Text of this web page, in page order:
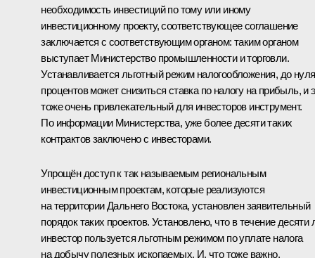
необходимость инвестиций по тому или иному
инвестиционному проекту, соответствующее соглашение
заключается с соответствующим органом: таким органом
выступает Министерство промышленности и торговли.
Устанавливается льготный режим налогообложения, до нуля
процентов может снизиться ставка по налогу на прибыль, и
тоже очень привлекательный для инвесторов инструмент.
По информации Министерства, уже более десяти таких
контрактов заключено с инвесторами.
Упрощён доступ к так называемым региональным
инвестиционным проектам, которые реализуются
на территории Дальнего Востока, установлен заявительный
порядок таких проектов. Установлено, что в течение десяти
инвестор пользуется льготным режимом по уплате налога
на добычу полезных ископаемых. И, что тоже важно,